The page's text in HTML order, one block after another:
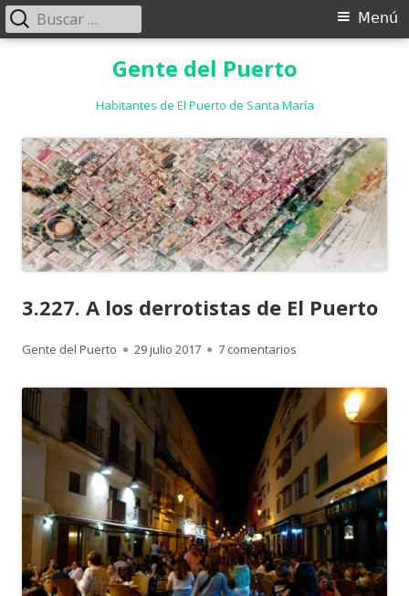
Gente del Puerto
Habitantes de El Puerto de Santa María
Menú
Menú
Buscar:
3.227. A los derrotistas de El Puerto
Autor
Gente del Puerto
Publicado
29 julio 2017 7 comentarios